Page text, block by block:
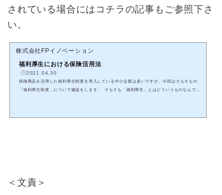
されている場合にはコチラの記事もご参照下さ
い。
株式会社FPイノベーション
福利厚生における保険活用法
2021.04.30
保険商品を活用した福利厚生制度を導入している中小企業は多いですが、今回はそもそもの
「福利厚生制度」について確認をします。 そもそも「福利厚生」とはどういうものなんでし
＜文責＞